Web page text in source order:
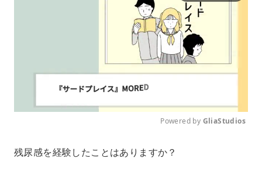
Powered by GliaStudios
残尿感を経験したことはありますか？